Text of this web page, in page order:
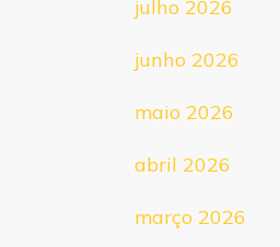
julho 2026
junho 2026
maio 2026
abril 2026
março 2026